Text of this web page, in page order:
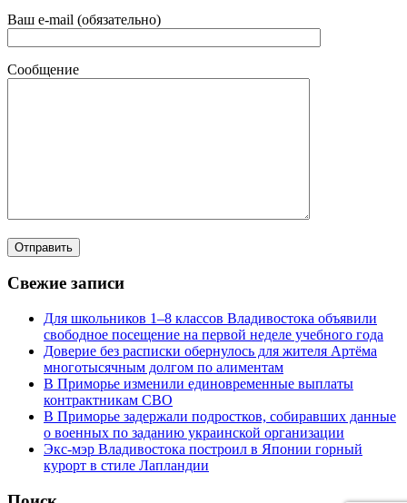
Ваш e-mail (обязательно)
Сообщение
Свежие записи
Для школьников 1–8 классов Владивостока объявили
свободное посещение на первой неделе учебного года
Доверие без расписки обернулось для жителя Артёма
многотысячным долгом по алиментам
В Приморье изменили единовременные выплаты
контрактникам СВО
В Приморье задержали подростков, собиравших данные
о военных по заданию украинской организации
Экс-мэр Владивостока построил в Японии горный
курорт в стиле Лапландии